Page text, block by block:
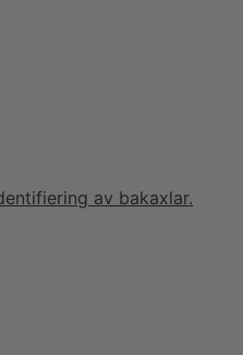
av bakaxlar.